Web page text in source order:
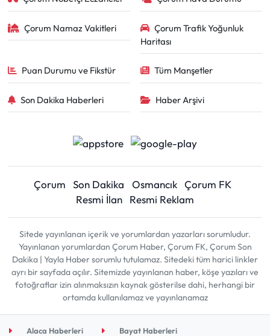
Çorum Namaz Vakitleri
Çorum Trafik Yoğunluk
Haritası
Puan Durumu ve Fikstür Tüm Manşetler
Son Dakika Haberleri Haber Arşivi
Çorum Son Dakika Osmancık Çorum FK
Resmi İlan
Resmi Reklam
Sitede yayınlanan içerik ve yorumlardan yazarları sorumludur.
Yayınlanan yorumlardan Çorum Haber, Çorum FK, Çorum Son
Dakika | Yayla Haber sorumlu tutulamaz. Sitedeki tüm harici linkler
ayrı bir sayfada açılır. Sitemizde yayınlanan haber, köşe yazıları ve
fotoğraflar izin alınmaksızın kaynak gösterilse dahi, herhangi bir
ortamda kullanılamaz ve yayınlanamaz
Alaca Haberleri Bayat Haberleri